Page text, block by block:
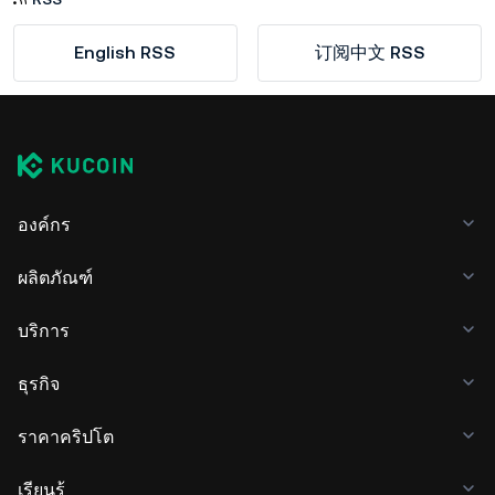
English RSS 订阅中文 RSS
องค์กร
ผลิตภัณฑ์
บริการ
ธุรกิจ
ราคาคริปโต
เรียนรู้